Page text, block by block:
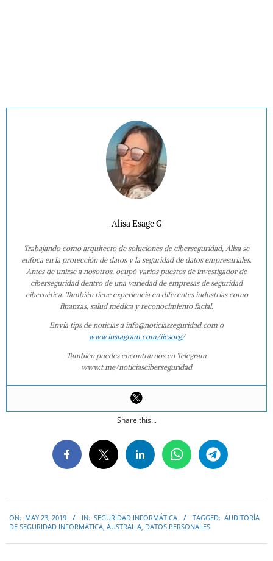
Alisa Esage G
Trabajando como arquitecto de soluciones de ciberseguridad, Alisa se
enfoca en la protección de datos y la seguridad de datos empresariales.
Antes de unirse a nosotros, ocupó varios puestos de investigador de
ciberseguridad dentro de una variedad de empresas de seguridad
cibernética. También tiene experiencia en diferentes industrias como
finanzas, salud médica y reconocimiento facial.
Envía tips de noticias a info@noticiasseguridad.com o
www.instagram.com/iicsorg/
También puedes encontrarnos en Telegram
www.t.me/noticiasciberseguridad
Share this...
05-
ON: MAY 23, 2019 IN: SEGURIDAD INFORMÁTICA TAGGED: AUDITORÍA
DE SEGURIDAD INFORMÁTICA, AUSTRALIA, DATOS PERSONALES